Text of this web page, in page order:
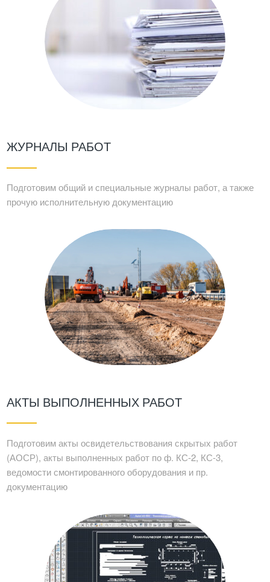
ЖУРНАЛЫ РАБОТ
Подготовим общий и специальные журналы работ, а также
прочую исполнительную документацию
АКТЫ ВЫПОЛНЕННЫХ РАБОТ
Подготовим акты освидетельствования скрытых работ
(АОСР), акты выполненных работ по ф. КС-2, КС-3,
ведомости смонтированного оборудования и пр.
документацию